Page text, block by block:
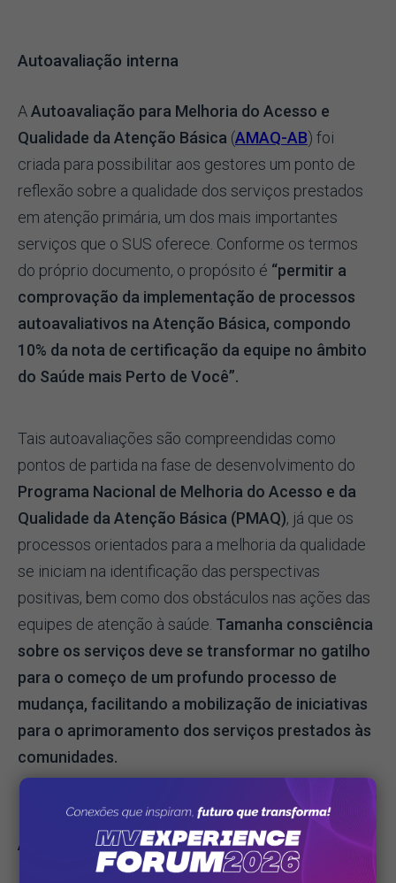
Autoavaliação interna
AAutoavaliação para Melhoria do Acesso e
Qualidade da Atenção Básica (AMAQ-AB) foi
criada para possibilitar aos gestores um ponto de
reflexão sobre a qualidade dos serviços prestados
em atenção primária, um dos mais importantes
serviços que o SUS oferece. Conforme os termos
do próprio documento, o propósito é “permitir a
comprovação da implementação de processos
autoavaliativos na Atenção Básica, compondo
10% da nota de certificação da equipe no âmbito
do Saúde mais Perto de Você”.
Tais autoavaliações são compreendidas como
pontos de partida na fase de desenvolvimento do
Programa Nacional de Melhoria do Acesso e da
Qualidade da Atenção Básica (PMAQ), já que os
processos orientados para a melhoria da qualidade
se iniciam na identificação das perspectivas
positivas, bem como dos obstáculos nas ações das
equipes de atenção à saúde. Tamanha consciência
sobre os serviços deve se transformar no gatilho
para o começo de um profundo processo de
mudança, facilitando a mobilização de iniciativas
para o aprimoramento dos serviços prestados às
comunidades.
Avaliação externa